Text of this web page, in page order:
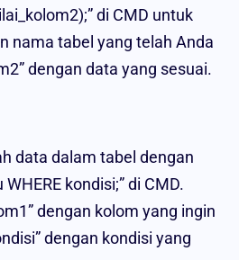
di CMD untuk
nama tabel yang telah Anda
dengan data yang sesuai.
data dalam tabel dengan
kondisi;” di CMD.
dengan kolom yang ingin
dengan kondisi yang